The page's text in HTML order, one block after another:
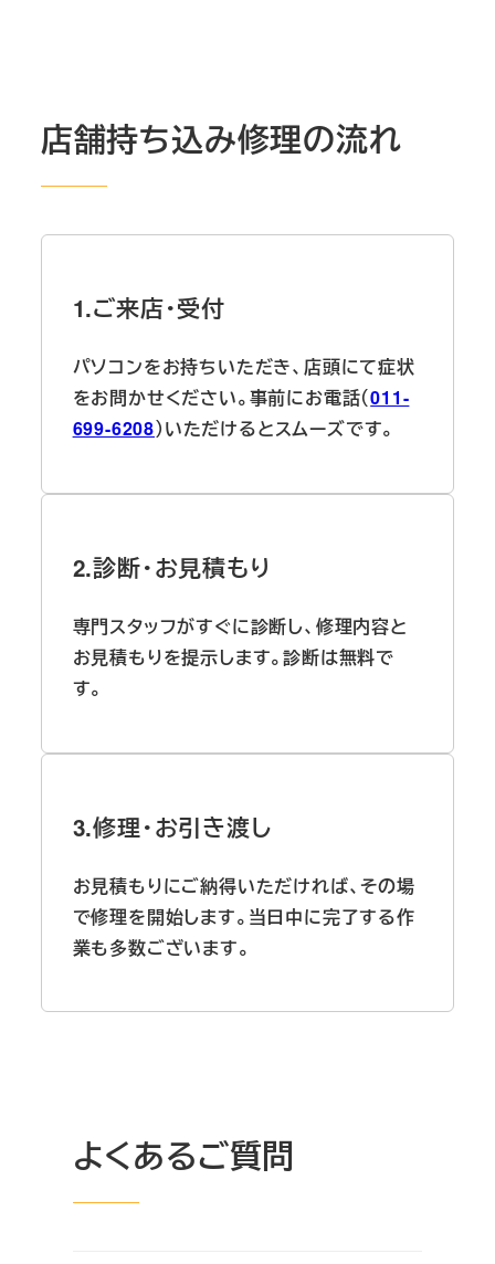
店舗持ち込み修理の流れ
1.ご来店・受付
パソコンをお持ちいただき、店頭にて症状
をお問かせください。事前にお電話（011-
699-6208）いただけるとスムーズです。
2.診断・お見積もり
専門スタッフがすぐに診断し、修理内容と
お見積もりを提示します。診断は無料で
す。
3.修理・お引き渡し
お見積もりにご納得いただければ、その場
で修理を開始します。当日中に完了する作
業も多数ございます。
よくあるご質問